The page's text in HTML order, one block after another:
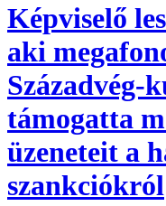
Képviselő
aki
Századvég-
támogatta
üzeneteit a
szankciókról